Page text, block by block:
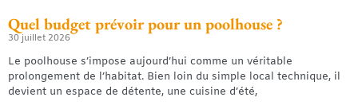
Quel budget prévoir pour un poolhouse ?
30 juillet 2026
Le poolhouse s’impose aujourd’hui comme un véritable
prolongement de l’habitat. Bien loin du simple local technique, il
devient un espace de détente, une cuisine d’été,